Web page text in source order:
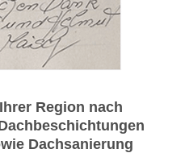
Region nach
Dachsanierung